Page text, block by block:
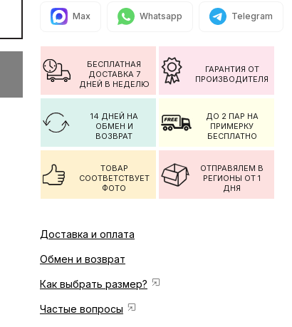
Max Whatsapp Telegram
БЕСПЛАТНАЯ
ДОСТАВКА 7
ДНЕЙ В НЕДЕЛЮ
ГАРАНТИЯ ОТ
ПРОИЗВОДИТЕЛЯ
14 ДНЕЙ НА
ОБМЕН И
ВОЗВРАТ
ДО 2 ПАР НА
ПРИМЕРКУ
БЕСПЛАТНО
ТОВАР
СООТВЕТСТВУЕТ
ФОТО
ОТПРАВЯЛЕМ В
РЕГИОНЫ ОТ 1
ДНЯ
Доставка и оплата
Обмен и возврат
Как выбрать размер?
Частые вопросы